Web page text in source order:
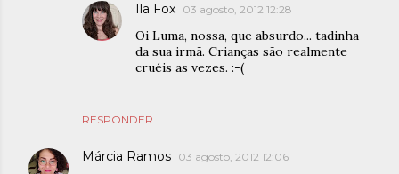
RESPONDER
Ila Fox 03 agosto, 2012 12:28
Oi Luma, nossa, que absurdo... tadinha
da sua irmã. Crianças são realmente
cruéis as vezes. :-(
Márcia Ramos 03 agosto, 2012 12:06